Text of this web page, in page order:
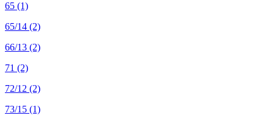
65 (1)
65/14 (2)
66/13 (2)
71 (2)
72/12 (2)
73/15 (1)